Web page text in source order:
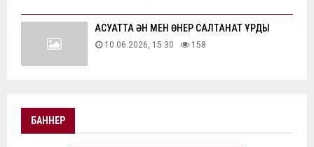
АҚСУАТТА ӘН МЕН ӨНЕР САЛТАНАТ ҚҰРДЫ
10.06.2026, 15:30 158
БАННЕР